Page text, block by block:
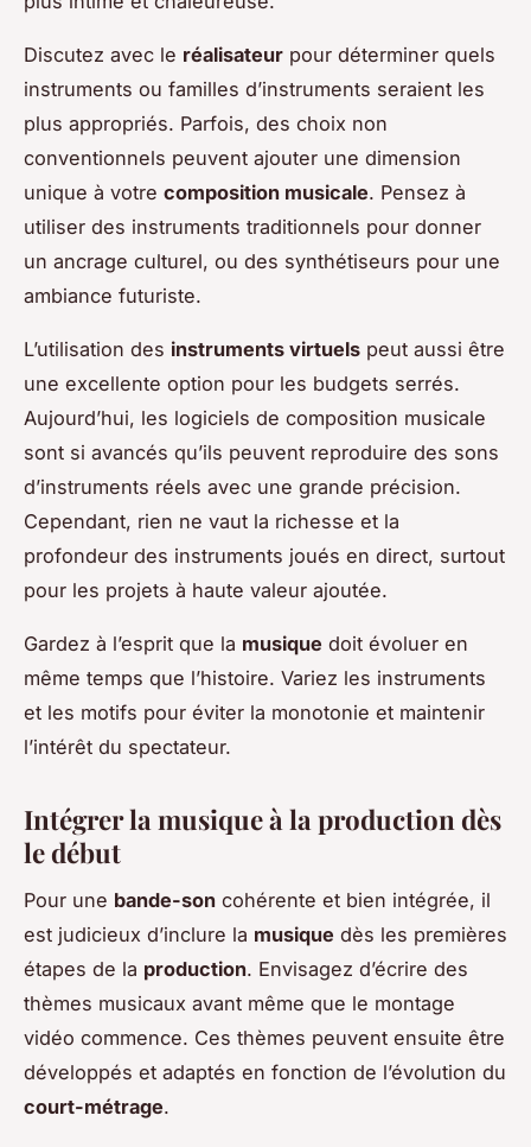
Discutez avec le réalisateur pour déterminer quels
instruments ou familles d’instruments seraient les
plus appropriés. Parfois, des choix non
conventionnels peuvent ajouter une dimension
unique à votre composition musicale. Pensez à
utiliser des instruments traditionnels pour donner
un ancrage culturel, ou des synthétiseurs pour une
ambiance futuriste.
L’utilisation des instruments virtuels peut aussi être
une excellente option pour les budgets serrés.
Aujourd’hui, les logiciels de composition musicale
sont si avancés qu’ils peuvent reproduire des sons
d’instruments réels avec une grande précision.
Cependant, rien ne vaut la richesse et la
profondeur des instruments joués en direct, surtout
pour les projets à haute valeur ajoutée.
Gardez à l’esprit que la musique doit évoluer en
même temps que l’histoire. Variez les instruments
et les motifs pour éviter la monotonie et maintenir
l’intérêt du spectateur.
Intégrer la musique à la production dès
le début
Pour une bande-son cohérente et bien intégrée, il
est judicieux d’inclure la musique dès les premières
étapes de la production. Envisagez d’écrire des
thèmes musicaux avant même que le montage
vidéo commence. Ces thèmes peuvent ensuite être
développés et adaptés en fonction de l’évolution du
court-métrage.